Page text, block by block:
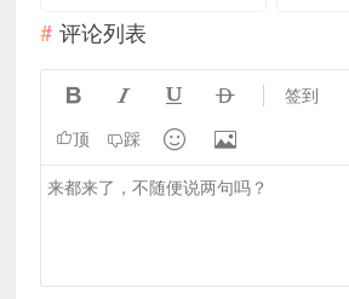
评论列表
    签到
顶 踩  